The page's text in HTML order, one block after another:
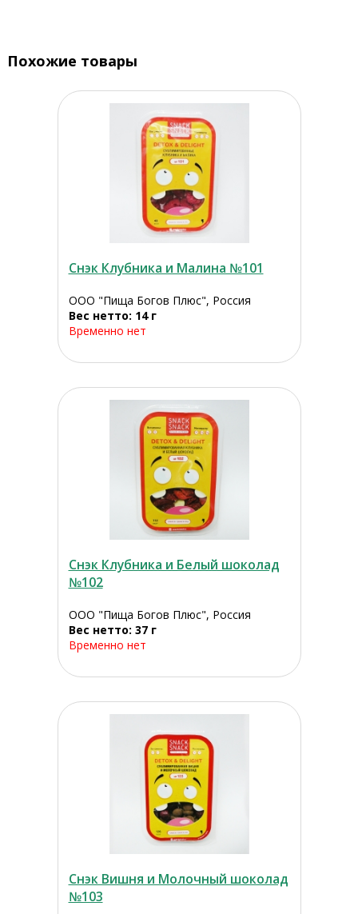
Похожие товары
Снэк Клубника и Малина №101
ООО "Пища Богов Плюс", Россия
Вес нетто: 14 г
Временно нет
Снэк Клубника и Белый шоколад
№102
ООО "Пища Богов Плюс", Россия
Вес нетто: 37 г
Временно нет
Снэк Вишня и Молочный шоколад
№103